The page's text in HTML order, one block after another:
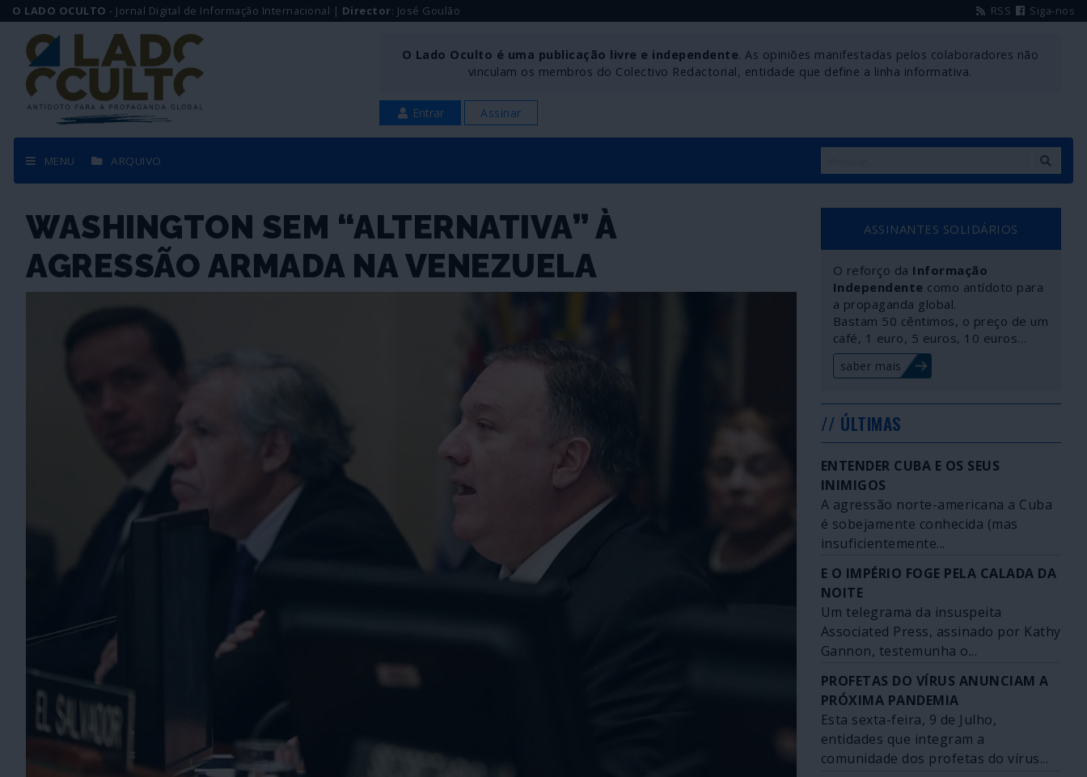
O LADO OCULTO - Jornal Digital de Informação Internacional | Director: José Goulão RSS Siga-nos
O Lado Oculto é uma publicação livre e independente. As opiniões manifestadas pelos colaboradores não
vinculam os membros do Colectivo Redactorial, entidade que define a linha informativa.
Entrar Assinar
MENU ARQUIVO
WASHINGTON SEM “ALTERNATIVA” À
AGRESSÃO ARMADA NA VENEZUELA
ASSINANTES SOLIDÁRIOS
O reforço da Informação
Independente como antídoto para
a propaganda global.
Bastam 50 cêntimos, o preço de um
café, 1 euro, 5 euros, 10 euros…
saber mais
// ÚLTIMAS
ENTENDER CUBA E OS SEUS
INIMIGOS
A agressão norte-americana a Cuba
é sobejamente conhecida (mas
insuficientemente...
E O IMPÉRIO FOGE PELA CALADA DA
NOITE
Um telegrama da insuspeita
Associated Press, assinado por Kathy
Gannon, testemunha o...
PROFETAS DO VÍRUS ANUNCIAM A
PRÓXIMA PANDEMIA
Esta sexta-feira, 9 de Julho,
entidades que integram a
comunidade dos profetas do vírus...